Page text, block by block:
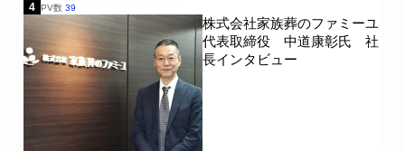
4 PV数 39
株式会社家族葬のファミーユ
代表取締役 中道康彰氏 社
長インタビュー